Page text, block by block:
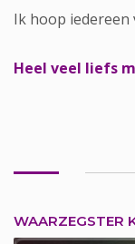
Ik hoop
Heel veel liefs
WAARZEGSTER